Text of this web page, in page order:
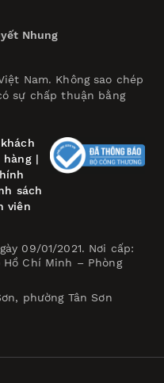
Nhung
Nam. Không sao chép
sự chấp thuận bằng
hàng|
sách
viên
09/01/2021. Nơi cấp:
Chí Minh – Phòng
phường Tân Sơn